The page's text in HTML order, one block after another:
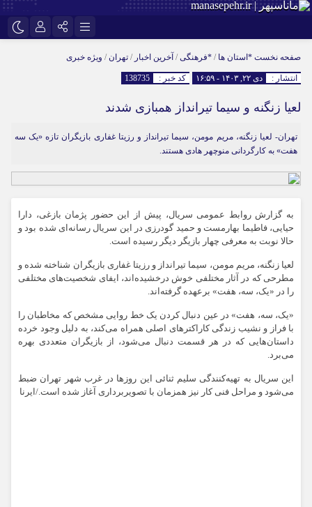
اینستاگرام تلگرام
سروش ایتا
آپارات رمز عبور
صفحه نخست *استان ها / *فرهنگی/ آخرین اخبار / تهران/ ویژه خبری
انتشار : دی ۲۲, ۱۴۰۳ - ۱۶:۵۹ کد خبر : 138735
لعیا زنگنه و سیما تیرانداز همبازی شدند
تهران- لعیا زنگنه، مریم مومن، سیما تیرانداز و رزیتا غفاری بازیگران تازه «یک سه
هفت» به کارگردانی منوچهر هادی هستند.
به گزارش روابط عمومی سریال، پیش از این حضور پژمان بازغی، دارا
حیایی، فاطیما بهارمست و حمید گودرزی در این سریال رسانه‌ای شده بود و
حالا نوبت به معرفی چهار بازیگر دیگر رسیده است.
لعیا زنگنه، مریم مومن، سیما تیرانداز و رزیتا غفاری بازیگران شناخته شده و
مطرحی که در آثار مختلفی خوش درخشیده‌اند، ایفای شخصیت‌های مختلفی
را در «یک، سه، هفت» برعهده گرفته‌اند.
«یک، سه، هفت» در عین دنبال کردن یک خط روایی مشخص که مخاطبان را
با فراز و نشیب‎ زندگی کاراکترهای اصلی همراه می‌کند، به دلیل وجود خرده
داستان‌هایی که در هر قسمت دنبال می‌شود، از بازیگران متعددی بهره
می‌برد.
این سریال به تهیه‌کنندگی سلیم ثنائی این روزها در غرب شهر تهران ضبط
می‌شود و مراحل فنی کار نیز همزمان با تصویربرداری آغاز شده است./ایرنا